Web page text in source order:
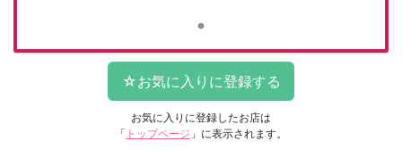
お気に入りに登録したお店は
「 トップページ 」に表示されます。